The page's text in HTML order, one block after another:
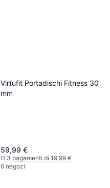
Virtufit Portadischi Fitness 30
mm
59,99 €
O 3 pagamenti di 19,99 €
6 negozi